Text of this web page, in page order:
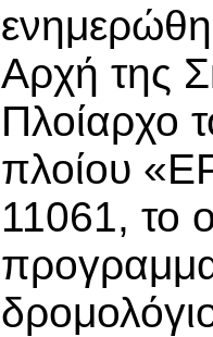
Αρχή της
Πλοίαρχο
πλοίου
11061, το